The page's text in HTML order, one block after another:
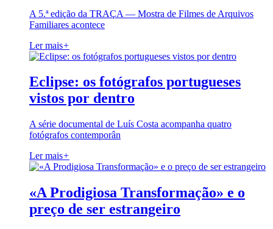
A 5.ª edição da TRAÇA — Mostra de Filmes de Arquivos
Familiares acontece
Ler mais+
Eclipse: os fotógrafos portugueses
vistos por dentro
A série documental de Luís Costa acompanha quatro
fotógrafos contemporân
Ler mais+
«A Prodigiosa Transformação» e o
preço de ser estrangeiro